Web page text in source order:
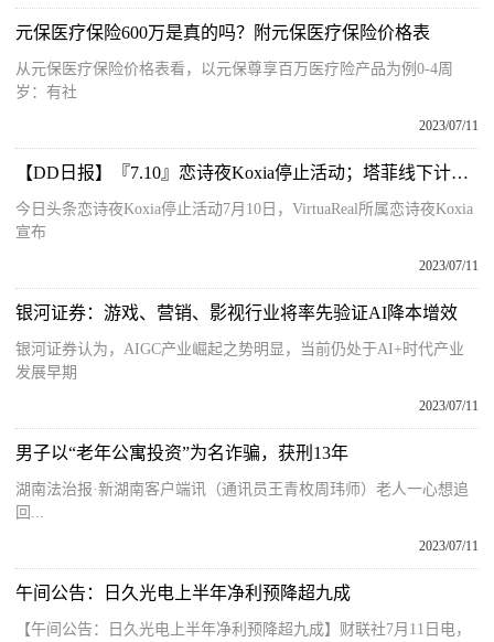
元保医疗保险600万是真的吗？附元保医疗保险价格表
从元保医疗保险价格表看，以元保尊享百万医疗险产品为例0-4周
岁：有社
2023/07/11
【DD日报】『7.10』恋诗夜Koxia停止活动；塔菲线下计划和塔菲夏日赏；BW2023情报公开
今日头条恋诗夜Koxia停止活动7月10日，VirtuaReal所属恋诗夜Koxia
宣布
2023/07/11
银河证券：游戏、营销、影视行业将率先验证AI降本增效
银河证券认为，AIGC产业崛起之势明显，当前仍处于AI+时代产业
发展早期
2023/07/11
男子以“老年公寓投资”为名诈骗，获刑13年
湖南法治报·新湖南客户端讯（通讯员王青枚周玮师）老人一心想追
回...
2023/07/11
午间公告：日久光电上半年净利预降超九成
【午间公告：日久光电上半年净利预降超九成】财联社7月11日电，